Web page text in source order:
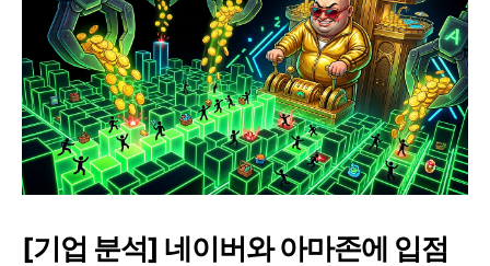
[기업 분석] 네이버와 아마존에 입점